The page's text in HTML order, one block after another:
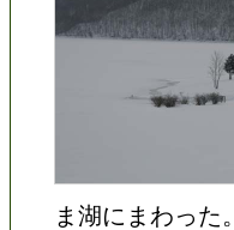
ま湖にまわった。